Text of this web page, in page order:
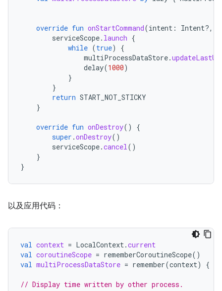
override fun onStartCommand(intent : Intent?,
serviceScope. launch {
while (true)
{
multiProcessDataStore.
delay(1000)
}
}
return START_NOT_STICKY
}
override fun onDestroy()
{
super .onDestroy()
serviceScope.cancel()
}
}
以及应用代码：
val context = LocalContext.current
val coroutineScope = rememberCoroutineScope()
val multiProcessDataStore = remember(context) {
// Display time written by other process.